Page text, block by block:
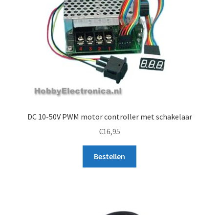
DC 10-50V PWM motor controller met schakelaar
€16,95
Bestellen